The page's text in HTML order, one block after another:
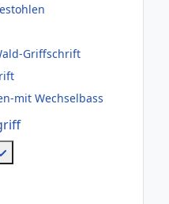
Griffschrift
mit Wechselbass